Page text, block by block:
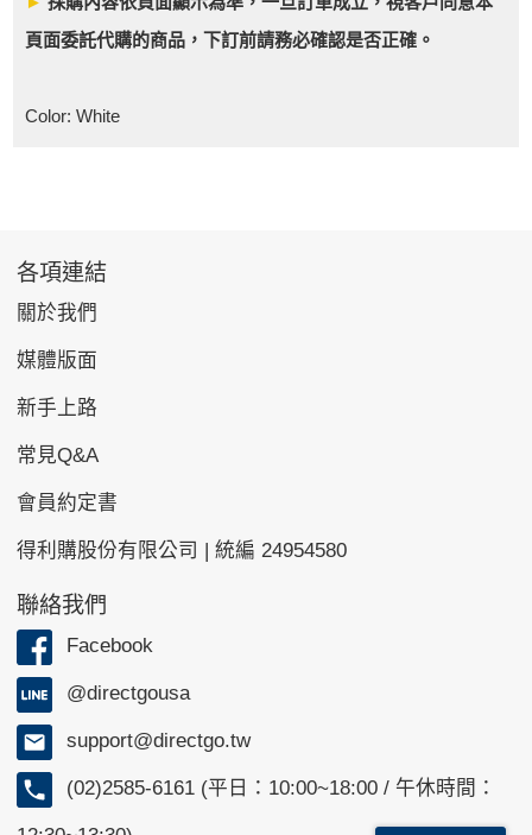
頁面委託代購的商品，下訂前請務必確認是否正確。
Color: White
各項連結
關於我們
媒體版面
新手上路
常見Q&A
會員約定書
得利購股份有限公司 | 統編 24954580
聯絡我們
Facebook
@directgousa
support@directgo.tw
(02)2585-6161 (平日：10:00~18:00 / 午休時間：